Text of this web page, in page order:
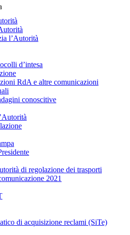
l’Autorità
d’intesa
RdA e altre comunicazioni
conoscitive
di regolazione dei trasporti
2021
di acquisizione reclami (SiTe)